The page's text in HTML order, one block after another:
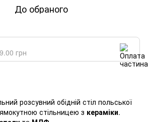
До обраного
грн
розсувний обідній стіл польської
стільницею з кераміки.